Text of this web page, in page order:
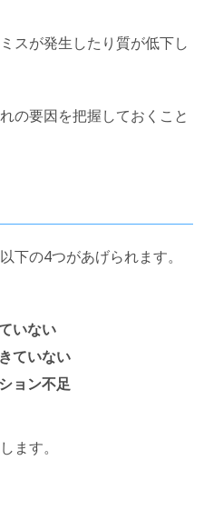
スが発生したり質が低下し
の要因を把握しておくこと
下の4つがあげられます。
いない
ていない
ョン不足
ます。